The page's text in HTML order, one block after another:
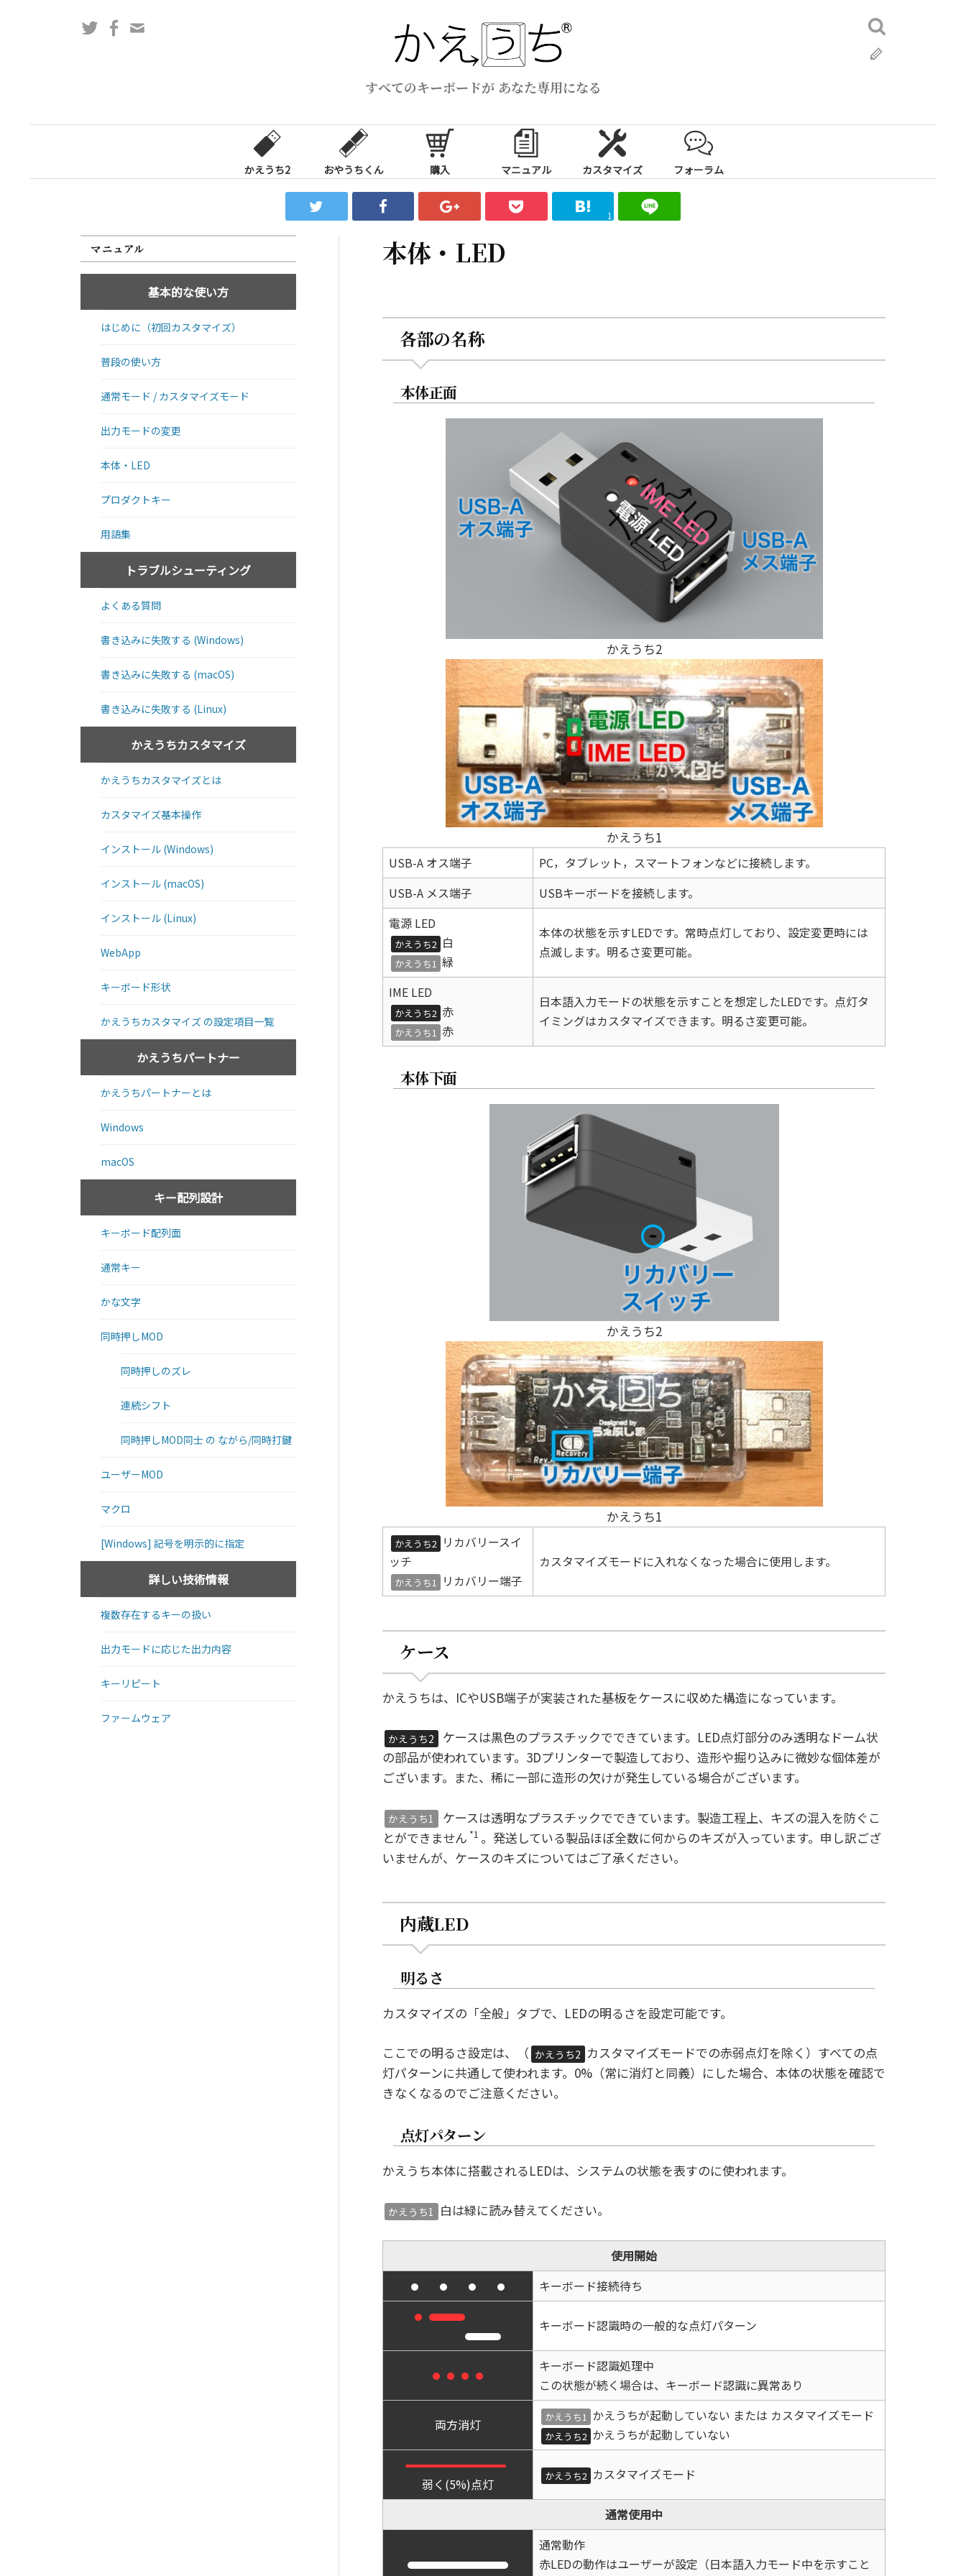
ス
すべてのキーボードが あなた専用になる
TwitterFacebook
検
索:
かえうち2 おやうちくん 購入 マニュアル カスタマイズ フォーラム
1
本体・LED
各部の名称
本体正面
かえうち2
かえうち1
USB-A オス端子
PC，タブレット，スマートフォンなどに接続します。
USB-A メス端子
USBキーボードを接続します。
電源 LED
かえうち2 白
かえうち1 緑
本体の状態を示すLEDです。常時点灯しており、設定変更時には
点滅します。明るさ変更可能。
IME LED
かえうち2 赤
かえうち1 赤
日本語入力モードの状態を示すことを想定したLEDです。点灯タ
イミングはカスタマイズできます。明るさ変更可能。
本体下面
かえうち2
かえうち1
かえうち2 リカバリースイ
ッチ
かえうち1 リカバリー端子
カスタマイズモードに入れなくなった場合に使用します。
ケース
かえうちは、ICやUSB端子が実装された基板をケースに収めた構造になっています。
かえうち2
ケースは黒色のプラスチックでできています。LED点灯部分のみ透明なドーム状
の部品が使われています。3Dプリンターで製造しており、造形や掘り込みに微妙な個体差が
ございます。また、稀に一部に造形の欠けが発生している場合がございます。
かえうち1
ケースは透明なプラスチックでできています。製造工程上、キズの混入を防ぐこ
とができません *1 。発送している製品ほぼ全数に何からのキズが入っています。申し訳ござ
いませんが、ケースのキズについてはご了承ください。
内蔵LED
明るさ
カスタマイズの「全般」タブで、LEDの明るさを設定可能です。
ここでの明るさ設定は、（ かえうち2 カスタマイズモードでの赤弱点灯を除く）すべての点
灯パターンに共通して使われます。0%（常に消灯と同義）にした場合、本体の状態を確認で
きなくなるのでご注意ください。
点灯パターン
かえうち本体に搭載されるLEDは、システムの状態を表すのに使われます。
かえうち1 白は緑に読み替えてください。
使用開始
キーボード接続待ち
キーボード認識時の一般的な点灯パターン
キーボード認識処理中
この状態が続く場合は、キーボード認識に異常あり
両方消灯 かえうち1 かえうちが起動していない または カスタマイズモード
かえうち2 かえうちが起動していない
弱く(5%)点灯
かえうち2 カスタマイズモード
通常使用中
通常動作
赤LEDの動作はユーザーが設定（日本語入力モード中を示すこと
マニュアル
基本的な使い方
はじめに（初回カスタマイズ）
普段の使い方
通常モード / カスタマイズモード
出力モードの変更
本体・LED
プロダクトキー
用語集
トラブルシューティング
よくある質問
書き込みに失敗する (Windows)
書き込みに失敗する (macOS)
書き込みに失敗する (Linux)
かえうちカスタマイズ
かえうちカスタマイズとは
カスタマイズ基本操作
インストール (Windows)
インストール (macOS)
インストール (Linux)
WebApp
キーボード形状
かえうちカスタマイズ の設定項目一覧
かえうちパートナー
かえうちパートナーとは
Windows
macOS
キー配列設計
キーボード配列面
通常キー
かな文字
同時押しMOD
同時押しのズレ
連続シフト
同時押しMOD同士 の ながら/同時打鍵
ユーザーMOD
マクロ
[Windows] 記号を明示的に指定
詳しい技術情報
複数存在するキーの扱い
出力モードに応じた出力内容
キーリピート
ファームウェア